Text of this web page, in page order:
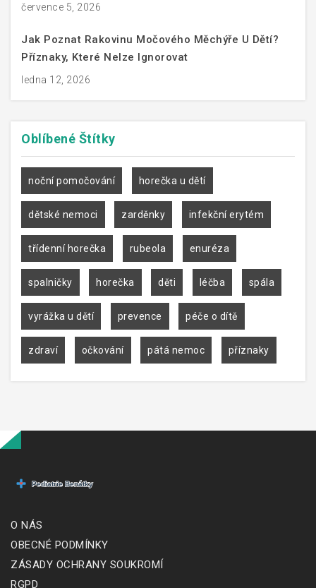
července 5, 2026
Jak Poznat Rakovinu Močového Měchýře U Dětí?
Příznaky, Které Nelze Ignorovat
ledna 12, 2026
Oblíbené Štítky
noční pomočování horečka u dětí
dětské nemoci zarděnky infekční erytém
třídenní horečka rubeola enuréza
spalničky horečka děti léčba spála
vyrážka u dětí prevence péče o dítě
zdraví očkování pátá nemoc příznaky
O NÁS
OBECNÉ PODMÍNKY
ZÁSADY OCHRANY SOUKROMÍ
RGPD